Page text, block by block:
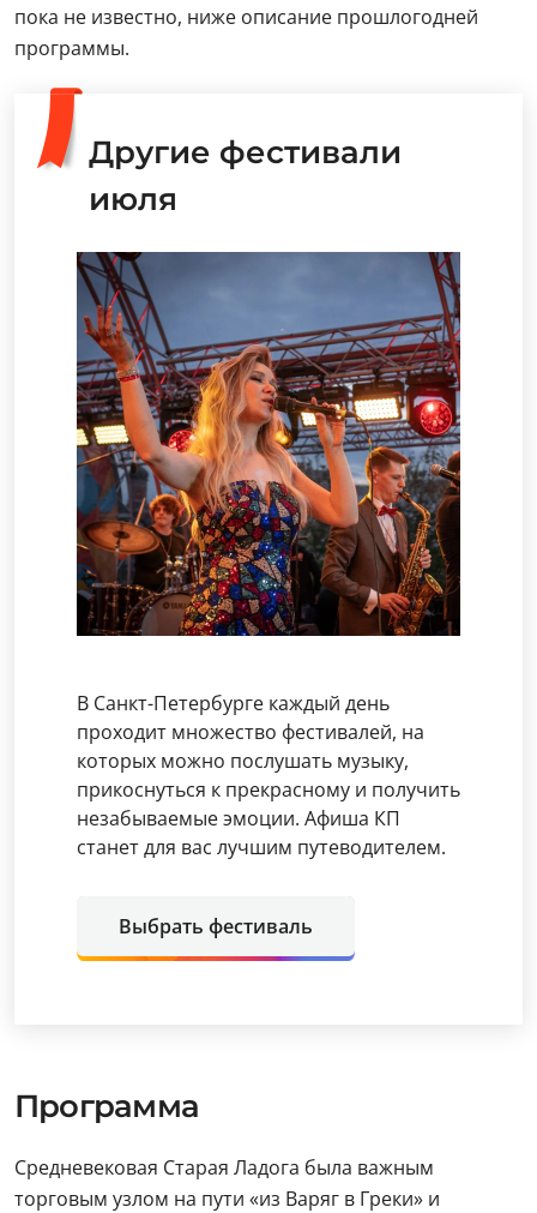
пока не известно, ниже описание прошлогодней
программы.
Другие фестивали
июля
В Санкт-Петербурге каждый день
проходит множество фестивалей, на
которых можно послушать музыку,
прикоснуться к прекрасному и получить
незабываемые эмоции. Афиша КП
станет для вас лучшим путеводителем.
Выбрать фестиваль
Программа
Средневековая Старая Ладога была важным
торговым узлом на пути «из Варяг в Греки» и